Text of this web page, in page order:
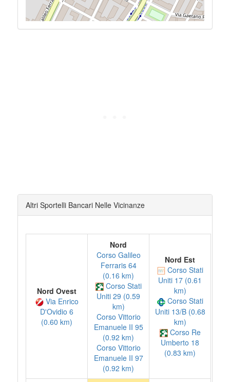
Altri Sportelli Bancari Nelle Vicinanze
Nord Ovest
Via Enrico
D'Ovidio 6
(0.60 km)
Nord
Corso Galileo
Ferraris 64
(0.16 km)
Corso Stati
Uniti 29 (0.59
km)
Corso Vittorio
Emanuele II 95
(0.92 km)
Corso Vittorio
Emanuele II 97
(0.92 km)
Nord Est
Corso Stati
Uniti 17 (0.61
km)
Corso Stati
Uniti 13/B (0.68
km)
Corso Re
Umberto 18
(0.83 km)